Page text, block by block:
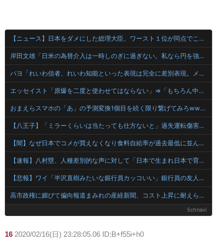
【ニュース】日本をダメにした総理大臣、ワースト１位が同点でこの人ｗｗｗｗｗｗ
岸田文雄「日米の為替介入は一時しのぎに過ぎない。私なら円を強くすることが出来る」
パヨ「れいわ信者、れいわ知能といった表現は完全に差別表現。メディアは放送禁止用語に指定するべき」
エッセイスト「原爆を二度と使わせてはならない」⇒「もちろん中国の核も非難する？」⇒「中国の核は綺麗な核！」
おまえらスマホの「あ」の予測変換1個目を続く限り繋げてみろwwwwwww
【八王子】「ミラーくらいは当たっても仕方ないと」過失運転傷害などの疑いで韓国籍の宋竜巳容疑者を再逮捕 男女6人負傷 警視庁
【闇】なぜ日本でコメが買えなくなり食料自給率が過去最低に並んだのか？
【速報】八村塁、人種差別的な声に対して「日本で生まれ日本で育ち日本語話す。誰に何を言われようが日本人、日本人であるプライドがある」
【悲報】ワイ「半沢直樹みたいな銀行員カッコいい」銀行員の友人「あんな奴居ねえよ」
高市政権に媚びて偏向報道まみれの産経新聞、コスト上昇に耐えられず東北6県撤退を発表
5chnavi
16 2020/02/16(日) 23:28:05.06 ID:B+f55i+h0